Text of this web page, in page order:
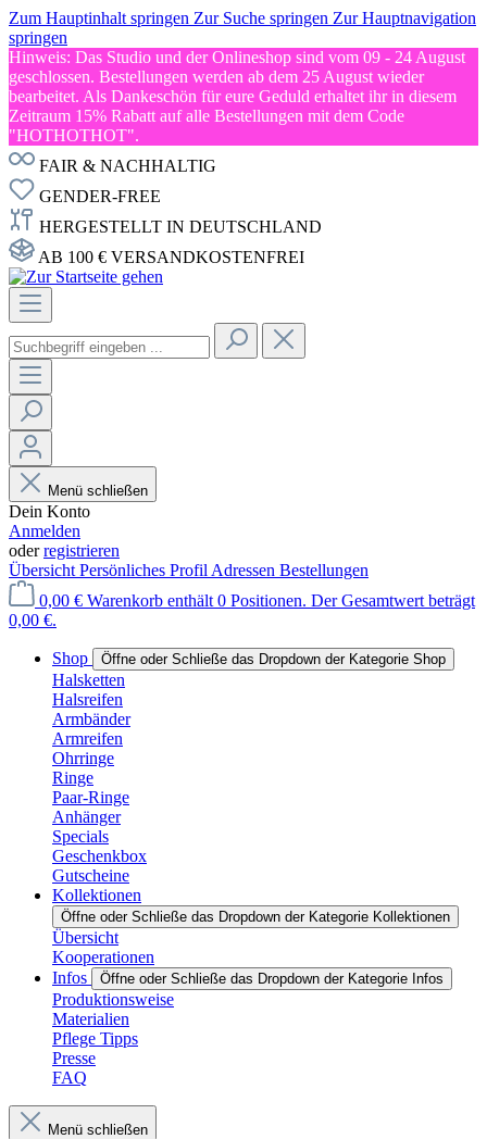
Zum Hauptinhalt springen Zur Suche springen Zur Hauptnavigation
springen
Hinweis: Das Studio und der Onlineshop sind vom 09 - 24 August
geschlossen. Bestellungen werden ab dem 25 August wieder
bearbeitet. Als Dankeschön für eure Geduld erhaltet ihr in diesem
Zeitraum 15% Rabatt auf alle Bestellungen mit dem Code
"HOTHOTHOT".
FAIR & NACHHALTIG
GENDER-FREE
HERGESTELLT IN DEUTSCHLAND
AB 100 € VERSANDKOSTENFREI
Menü schließen
Dein Konto
Anmelden
oderregistrieren
Übersicht Persönliches Profil Adressen Bestellungen
0,00 € Warenkorb enthält 0 Positionen. Der Gesamtwert beträgt
0,00 €.
Shop Öffne oder Schließe das Dropdown der Kategorie Shop
Halsketten
Halsreifen
Armbänder
Armreifen
Ohrringe
Ringe
Paar-Ringe
Anhänger
Specials
Geschenkbox
Gutscheine
Kollektionen
Öffne oder Schließe das Dropdown der Kategorie Kollektionen
Übersicht
Kooperationen
Infos
Öffne oder Schließe das Dropdown der Kategorie Infos
Produktionsweise
Materialien
Pflege Tipps
Presse
FAQ
Menü schließen